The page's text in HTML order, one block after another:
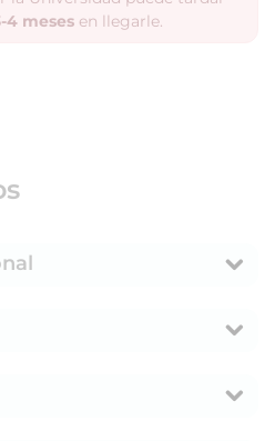
4 meses en llegarle.